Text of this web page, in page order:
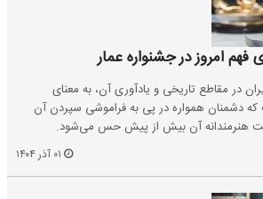
فهم امروز در جشنواره عمار
در مقاطع تاریخی و یادآوری آن، به معنای
دشمنان همواره در پی به فراموشی سپردن آن
هنرمندانه آن بیش از پیش حس می‌شود.